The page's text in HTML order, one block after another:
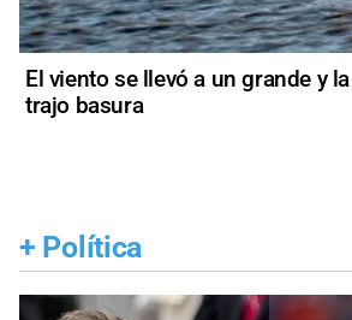
El viento se llevó a un grande y
trajo basura
+ Política